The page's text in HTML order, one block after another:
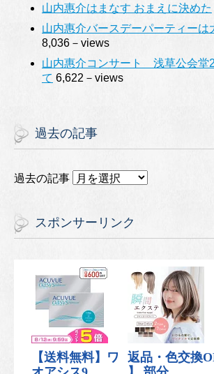
山内惠介はまなす おまえに決めた
山内惠介バースデーパーティーは
8,036－views
山内惠介コンサート 浅草公会堂
て 6,622－views
過去の記事
過去の記事
スポンサーリンク